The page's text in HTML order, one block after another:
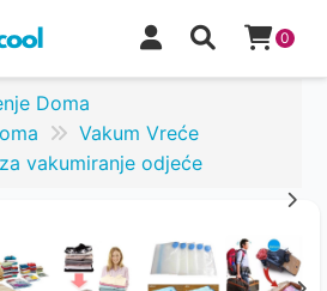
0
Doma
Vakum Vreće
vakumiranje odjeće